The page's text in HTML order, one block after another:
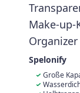
Make-up-
Reisen,
x 9 x 15
Spelonify
Große
in einem